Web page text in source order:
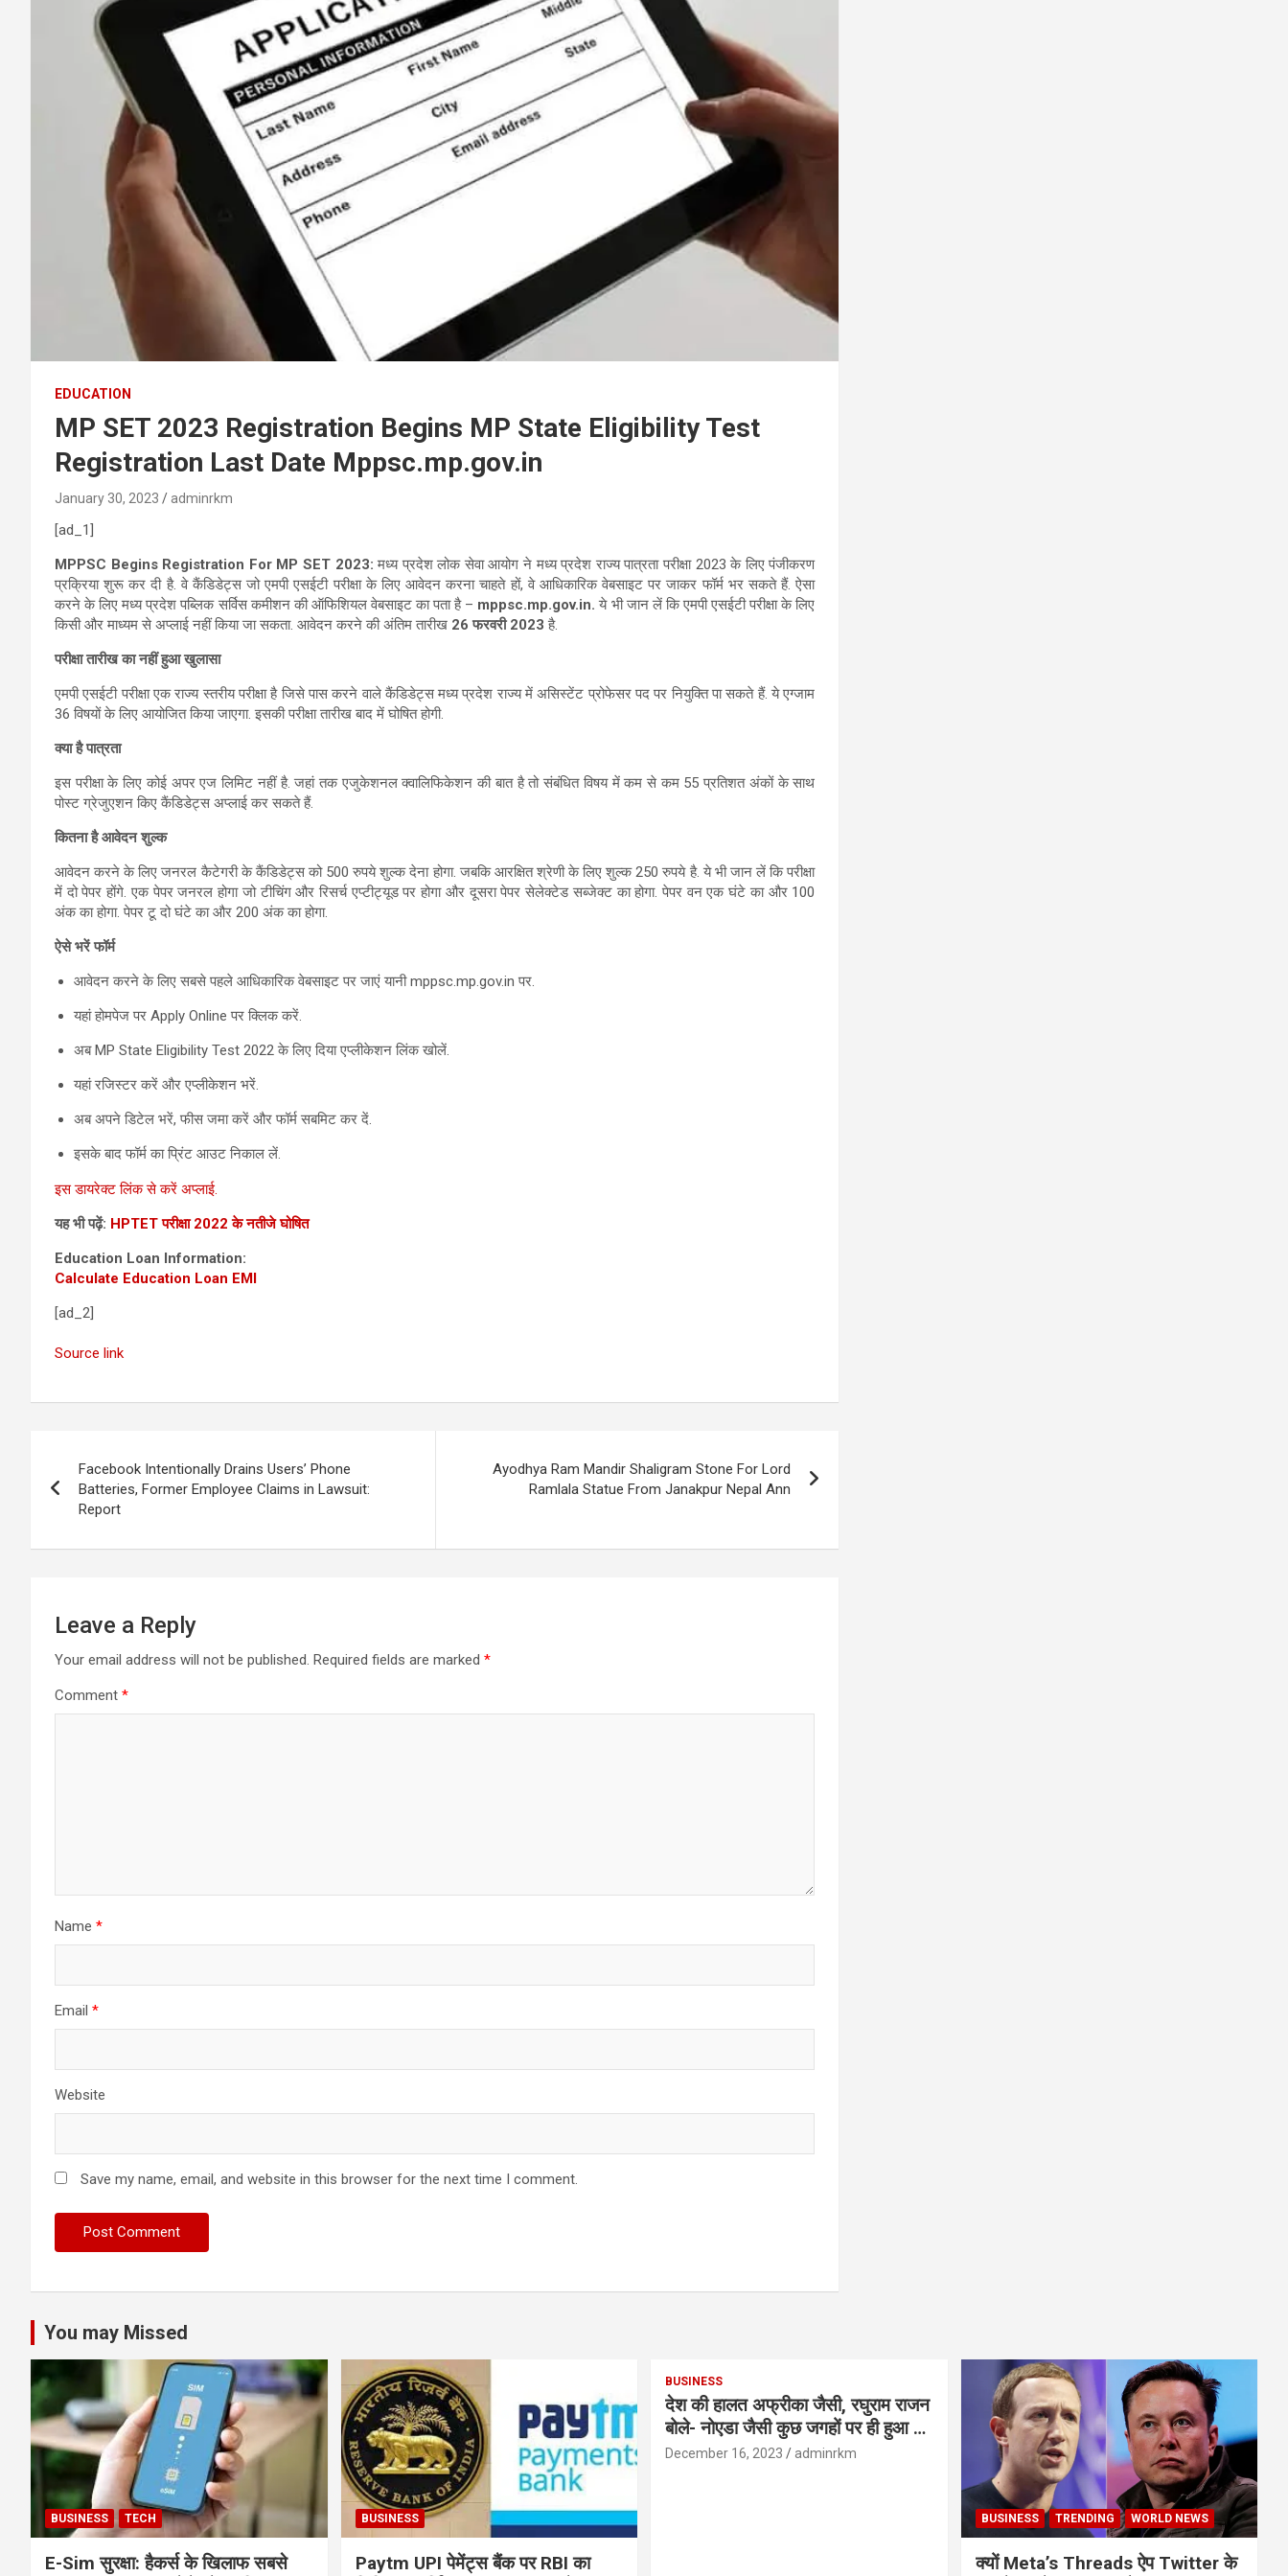
EDUCATION
MP SET 2023 Registration Begins MP State Eligibility Test
Registration Last Date Mppsc.mp.gov.in
January 30, 2023 adminrkm
[ad_1]
MPPSC Begins Registration For MP SET 2023: मध्य प्रदेश लोक सेवा आयोग ने मध्य प्रदेश राज्य पात्रता परीक्षा 2023 के लिए पंजीकरण
प्रक्रिया शुरू कर दी है. वे कैंडिडेट्स जो एमपी एसईटी परीक्षा के लिए आवेदन करना चाहते हों, वे आधिकारिक वेबसाइट पर जाकर फॉर्म भर सकते हैं. ऐसा
करने के लिए मध्य प्रदेश पब्लिक सर्विस कमीशन की ऑफिशियल वेबसाइट का पता है – mppsc.mp.gov.in. ये भी जान लें कि एमपी एसईटी परीक्षा के लिए
किसी और माध्यम से अप्लाई नहीं किया जा सकता. आवेदन करने की अंतिम तारीख 26 फरवरी 2023 है.
परीक्षा तारीख का नहीं हुआ खुलासा
एमपी एसईटी परीक्षा एक राज्य स्तरीय परीक्षा है जिसे पास करने वाले कैंडिडेट्स मध्य प्रदेश राज्य में असिस्टेंट प्रोफेसर पद पर नियुक्ति पा सकते हैं. ये एग्जाम
36 विषयों के लिए आयोजित किया जाएगा. इसकी परीक्षा तारीख बाद में घोषित होगी.
क्या है पात्रता
इस परीक्षा के लिए कोई अपर एज लिमिट नहीं है. जहां तक एजुकेशनल क्वालिफिकेशन की बात है तो संबंधित विषय में कम से कम 55 प्रतिशत अंकों के साथ
पोस्ट ग्रेजुएशन किए कैंडिडेट्स अप्लाई कर सकते हैं.
कितना है आवेदन शुल्क
आवेदन करने के लिए जनरल कैटेगरी के कैंडिडेट्स को 500 रुपये शुल्क देना होगा. जबकि आरक्षित श्रेणी के लिए शुल्क 250 रुपये है. ये भी जान लें कि परीक्षा
में दो पेपर होंगे. एक पेपर जनरल होगा जो टीचिंग और रिसर्च एप्टीट्यूड पर होगा और दूसरा पेपर सेलेक्टेड सब्जेक्ट का होगा. पेपर वन एक घंटे का और 100
अंक का होगा. पेपर टू दो घंटे का और 200 अंक का होगा.
ऐसे भरें फॉर्म
आवेदन करने के लिए सबसे पहले आधिकारिक वेबसाइट पर जाएं यानी mppsc.mp.gov.in पर.
यहां होमपेज पर Apply Online पर क्लिक करें.
अब MP State Eligibility Test 2022 के लिए दिया एप्लीकेशन लिंक खोलें.
यहां रजिस्टर करें और एप्लीकेशन भरें.
अब अपने डिटेल भरें, फीस जमा करें और फॉर्म सबमिट कर दें.
इसके बाद फॉर्म का प्रिंट आउट निकाल लें.
इस डायरेक्ट लिंक से करें अप्लाई.
यह भी पढ़ें: HPTET परीक्षा 2022 के नतीजे घोषित
Education Loan Information:
Calculate Education Loan EMI
[ad_2]
Source link
navigation
Facebook Intentionally Drains Users’ Phone
Batteries, Former Employee Claims in Lawsuit:
Report
Ayodhya Ram Mandir Shaligram Stone For Lord
Ramlala Statue From Janakpur Nepal Ann
Leave a Reply
Your email address will not be published. Required fields are marked *
Comment *
Name *
Email *
Website
Save my name, email, and website in this browser for the next time I comment.
You may Missed
BUSINESS TECH
E-Sim सुरक्षा: हैकर्स के खिलाफ सबसे
BUSINESS
Paytm UPI पेमेंट्स बैंक पर RBI का
BUSINESS
देश की हालत अफ्रीका जैसी, रघुराम राजन
बोले- नोएडा जैसी कुछ जगहों पर ही हुआ है
विकास : रघुराम राजन
December 16, 2023 adminrkm
BUSINESS TRENDING WORLD NEWS
क्यों Meta’s Threads ऐप Twitter के